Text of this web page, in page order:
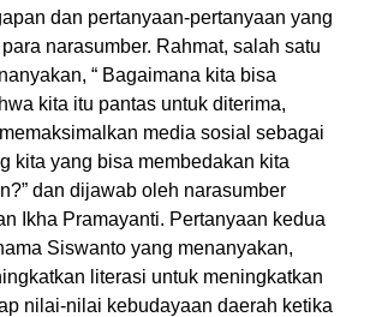
dan pertanyaan-pertanyaan yang
narasumber. Rahmat, salah satu
“ Bagaimana kita bisa
kita itu pantas untuk diterima,
media sosial sebagai
kita yang bisa membedakan kita
dan dijawab oleh narasumber
Ikha Pramayanti. Pertanyaan kedua
Siswanto yang menanyakan,
literasi untuk meningkatkan
nilai-nilai kebudayaan daerah ketika